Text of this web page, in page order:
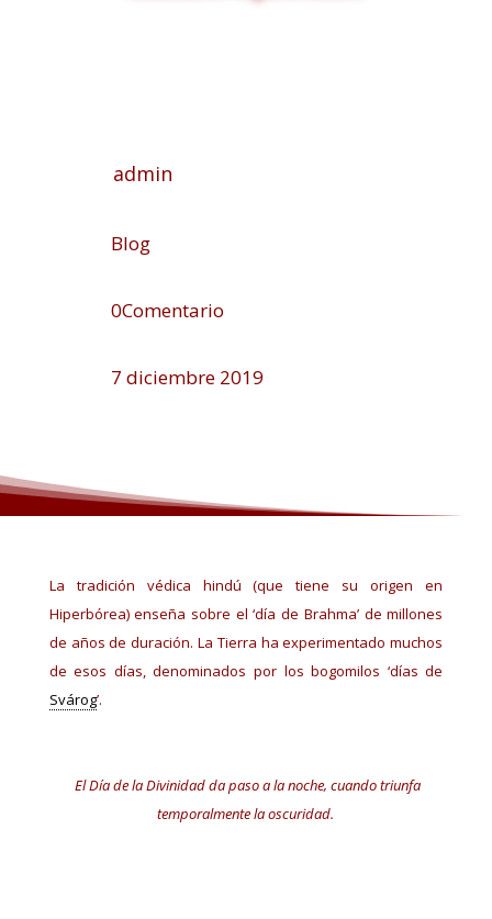
admin
Blog
0Comentario
7 diciembre 2019
La tradición védica hindú (que tiene su origen en
Hiperbórea) enseña sobre el ‘día de Brahma’ de millones
de años de duración. La Tierra ha experimentado muchos
de esos días, denominados por los bogomilos ‘días de
Svárog’.
El Día de la Divinidad da paso a la noche, cuando triunfa
temporalmente la oscuridad.